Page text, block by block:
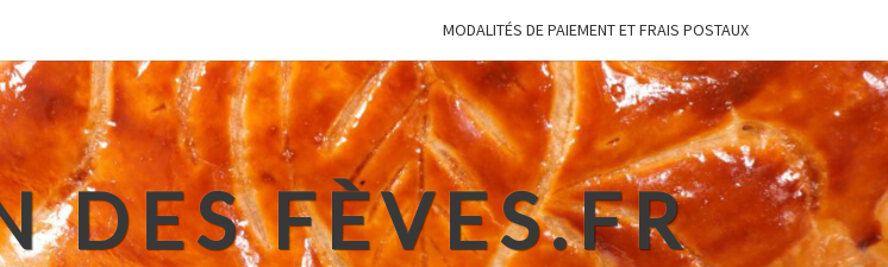
MODALITÉS DE PAIEMENT ET FRAIS POSTAUX
DES FÈVES.FR